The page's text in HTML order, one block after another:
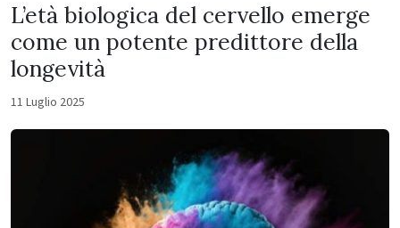
L’età biologica del cervello emerge
come un potente predittore della
longevità
11 Luglio 2025